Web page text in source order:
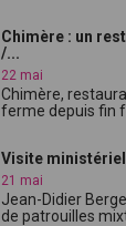
Chimère : un
/...
22 mai
Chimère,
ferme depuis fin
Visite
21 mai
Jean-Didier
de patrouilles